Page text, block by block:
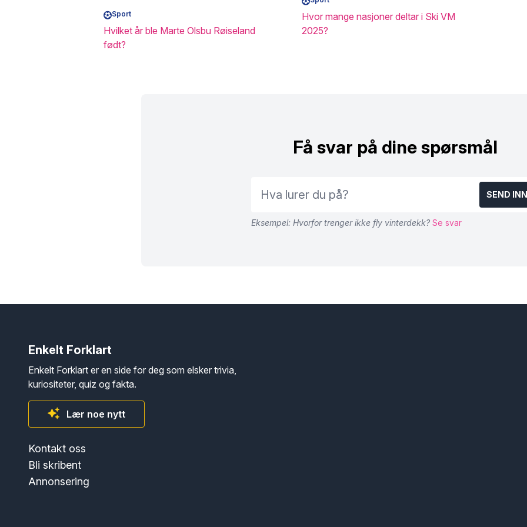
Sport
Hvilket år ble Marte Olsbu Røiseland
født?
Hvor mange nasjoner deltar i Ski VM
2025?
Få svar på dine spørsmål
SEND
Eksempel: Hvorfor trenger ikke fly vinterdekk? Se svar
Enkelt Forklart
Enkelt Forklart er en side for deg som elsker trivia,
kuriositeter, quiz og fakta.
Lær noe nytt
Kontakt oss
Bli skribent
Annonsering